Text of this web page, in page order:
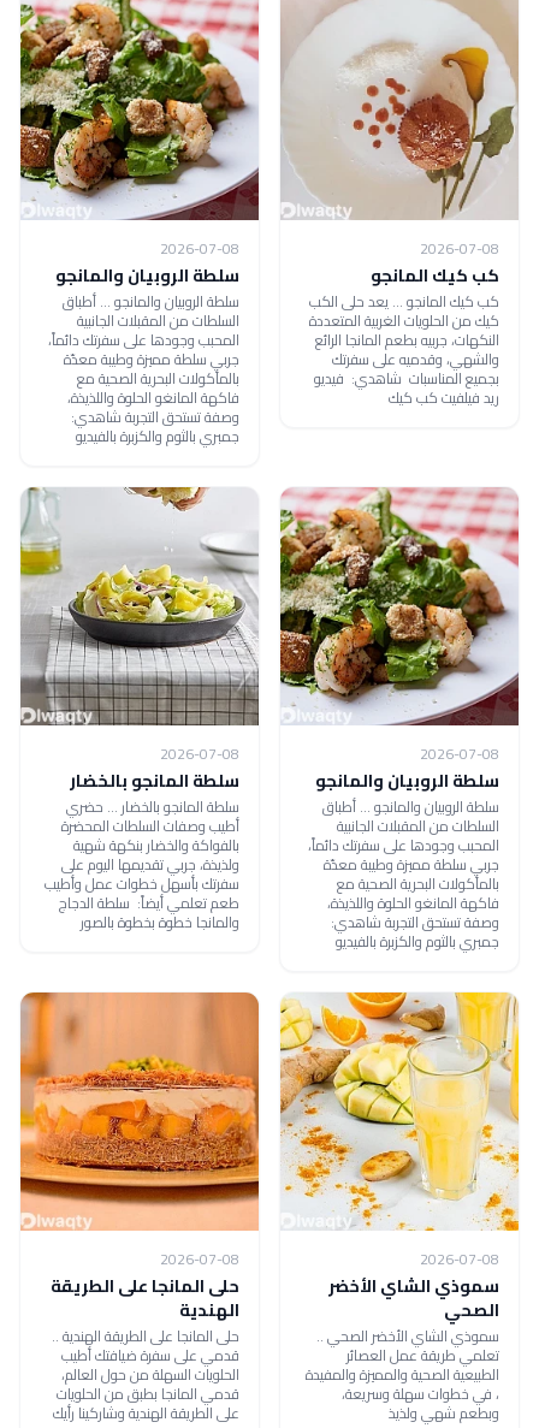
2026-07-08
كب كيك المانجو
كب كيك المانجو ... يعد حلى الكب
كيك من الحلويات الغربية المتعددة
النكهات، جربيه بطعم المانجا الرائع
والشهي، وقدميه على سفرتك
بجميع المناسبات شاهدي: فيديو
ريد فيلفيت كب كيك
2026-07-08
سلطة الروبيان والمانجو
سلطة الروبيان والمانجو ... أطباق
السلطات من المقبلات الجانبية
المحبب وجودها على سفرتك دائماً،
جربي سلطة مميزة وطيبة معدّة
بالمأكولات البحرية الصحية مع
فاكهة المانغو الحلوة واللذيذة،
وصفة تستحق التجربة شاهدي:
جمبري بالثوم والكزبرة بالفيديو
2026-07-08
سلطة الروبيان والمانجو
سلطة الروبيان والمانجو ... أطباق
السلطات من المقبلات الجانبية
المحبب وجودها على سفرتك دائماً،
جربي سلطة مميزة وطيبة معدّة
بالمأكولات البحرية الصحية مع
فاكهة المانغو الحلوة واللذيذة،
وصفة تستحق التجربة شاهدي:
جمبري بالثوم والكزبرة بالفيديو
2026-07-08
سلطة المانجو بالخضار
سلطة المانجو بالخضار ... حضري
أطيب وصفات السلطات المحضرة
بالفواكة والخضار بنكهة شهية
ولذيذة، جربي تقديمها اليوم على
سفرتك بأسهل خطوات عمل وأطيب
طعم تعلمي أيضاً: سلطة الدجاج
والمانجا خطوة بخطوة بالصور
2026-07-08
سموذي الشاي الأخضر
الصحي
سموذي الشاي الأخضر الصحي ..
تعلمي طريقة عمل العصائر
الطبيعية الصحية والمميزة والمفيدة
، في خطوات سهلة وسريعة،
وبطعم شهي ولذيذ
2026-07-08
حلى المانجا على الطريقة
الهندية
حلى المانجا على الطريقة الهندية ..
قدمي على سفرة ضيافتك أطيب
الحلويات السهلة من حول العالم،
قدمي المانجا بطبق من الحلويات
على الطريقة الهندية وشاركينا رأيك